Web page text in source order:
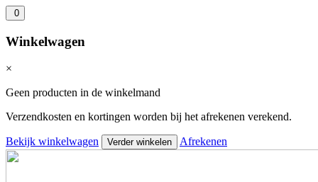
0
Winkelwagen
×
Geen producten in de winkelmand
Verzendkosten en kortingen worden bij het afrekenen verekend.
Bekijk winkelwagen Verder winkelen Afrekenen